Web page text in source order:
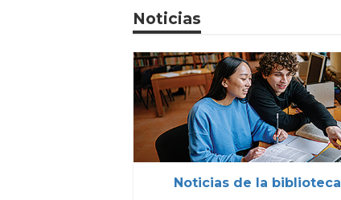
Noticias
Noticias de la biblioteca